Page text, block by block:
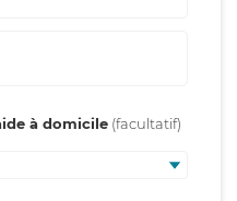
à domicile